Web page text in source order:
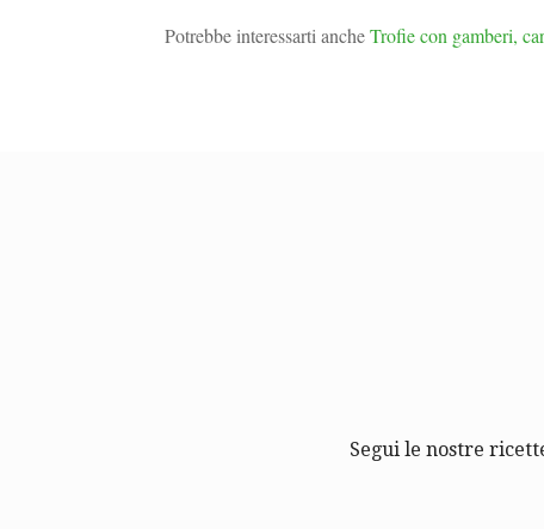
Potrebbe interessarti ancheTrofie con gamberi,
Segui le nostre